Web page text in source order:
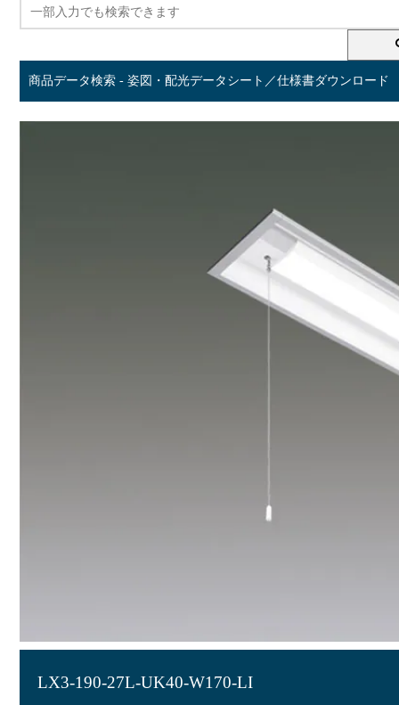
商品データ検索 - 姿図・配光データシート／仕様書ダウンロード
LX3-190-27L-UK40-W170-LI